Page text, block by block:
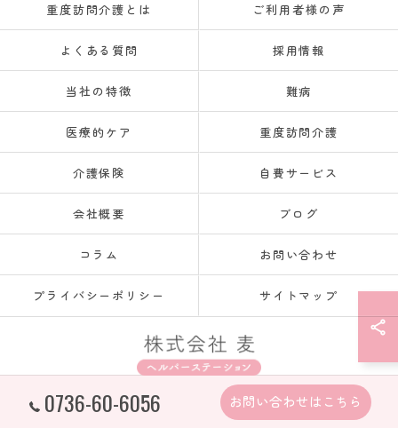
0736-60-6056 お問い合わせはこちら
重度訪問介護とは ご利用者様の声
よくある質問 採用情報
当社の特徴 難病
医療的ケア 重度訪問介護
介護保険 自費サービス
会社概要 ブログ
コラム お問い合わせ
プライバシーポリシー サイトマップ
© 2026 和歌山県紀の川市の訪問介護なら株式会社麦 ALL RIGHTS RESERVED.